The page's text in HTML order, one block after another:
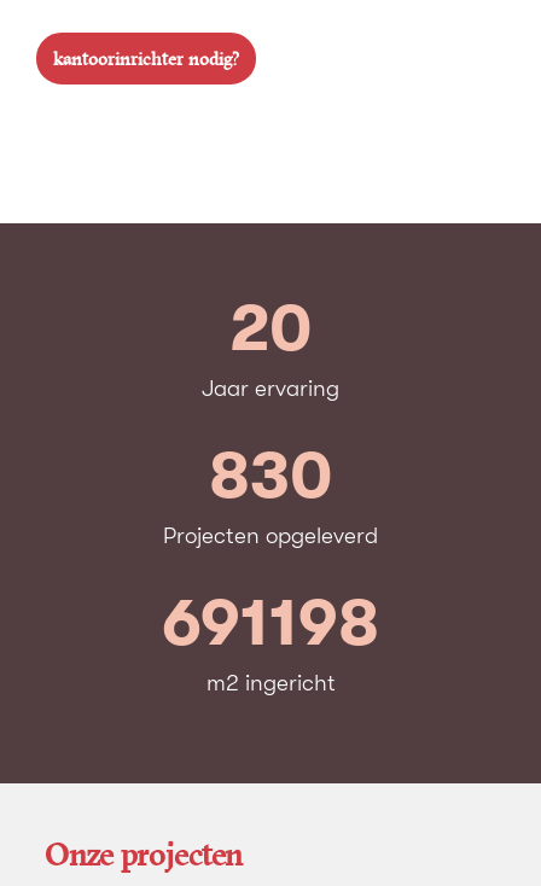
kantoorinrichter nodig?
Jaar ervaring
20
Projecten opgeleverd
830
m2 ingericht
691198
Onze projecten